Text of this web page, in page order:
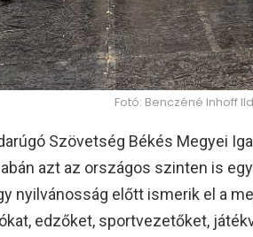
Fotó: Benczéné Inhoff
Szövetség Békés Megyei
azt az országos szinten is
nyilvánosság előtt ismerik el a
edzőket, sportvezetőket,